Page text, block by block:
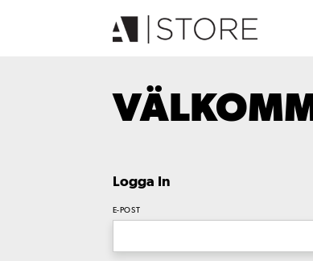
Logga In
E-POST